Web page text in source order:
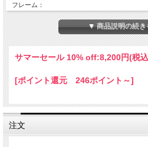
フレーム：
軽量な“ウレタンブレンド” 素材のフレームは
地の両方◎。大変軽量で柔軟性・弾力性のあ
様々な顔の形にジャストフィットします。
“DRY BEER”のゴーグルシリーズは最も品質
非常に割れにくく、100%UVカット、防傷、
フォーム：
親水性の高いEO15とフリースライニングの2
ることで、埃や汗などの進入を防ぎながら顔
▼ 商品説明の続
サマーセール 10% off:8,200円(税
[ポイント還元 246ポイント～]
注文